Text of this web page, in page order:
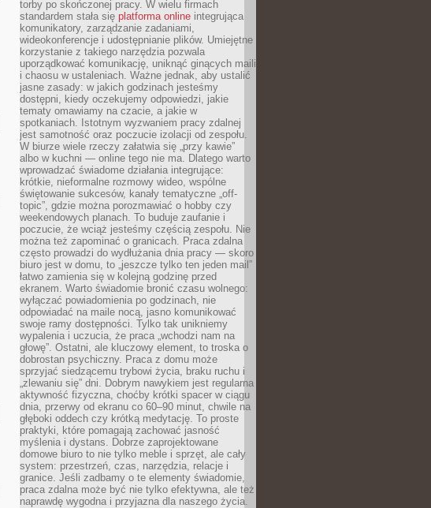
torby po skończonej pracy. W wielu firmach
standardem stała się platforma online integrująca
komunikatory, zarządzanie zadaniami,
wideokonferencje i udostępnianie plików. Umiejętne
korzystanie z takiego narzędzia pozwala
uporządkować komunikację, uniknąć ginących maili
i chaosu w ustaleniach. Ważne jednak, aby ustalić
jasne zasady: w jakich godzinach jesteśmy
dostępni, kiedy oczekujemy odpowiedzi, jakie
tematy omawiamy na czacie, a jakie w
spotkaniach. Istotnym wyzwaniem pracy zdalnej
jest samotność oraz poczucie izolacji od zespołu.
W biurze wiele rzeczy załatwia się „przy kawie”
albo w kuchni — online tego nie ma. Dlatego warto
wprowadzać świadome działania integrujące:
krótkie, nieformalne rozmowy wideo, wspólne
świętowanie sukcesów, kanały tematyczne „off-
topic”, gdzie można porozmawiać o hobby czy
weekendowych planach. To buduje zaufanie i
poczucie, że wciąż jesteśmy częścią zespołu. Nie
można też zapominać o granicach. Praca zdalna
często prowadzi do wydłużania dnia pracy — skoro
biuro jest w domu, to „jeszcze tylko ten jeden mail”
łatwo zamienia się w kolejną godzinę przed
ekranem. Warto świadomie bronić czasu wolnego:
wyłączać powiadomienia po godzinach, nie
odpowiadać na maile nocą, jasno komunikować
swoje ramy dostępności. Tylko tak unikniemy
wypalenia i uczucia, że praca „wchodzi nam na
głowę”. Ostatni, ale kluczowy element, to troska o
dobrostan psychiczny. Praca z domu może
sprzyjać siedzącemu trybowi życia, braku ruchu i
„zlewaniu się” dni. Dobrym nawykiem jest regularna
aktywność fizyczna, choćby krótki spacer w ciągu
dnia, przerwy od ekranu co 60–90 minut, chwile na
głęboki oddech czy krótką medytację. To proste
praktyki, które pomagają zachować jasność
myślenia i dystans. Dobrze zaprojektowane
domowe biuro to nie tylko meble i sprzęt, ale cały
system: przestrzeń, czas, narzędzia, relacje i
granice. Jeśli zadbamy o te elementy świadomie,
praca zdalna może być nie tylko efektywna, ale też
naprawdę wygodna i przyjazna dla naszego życia.